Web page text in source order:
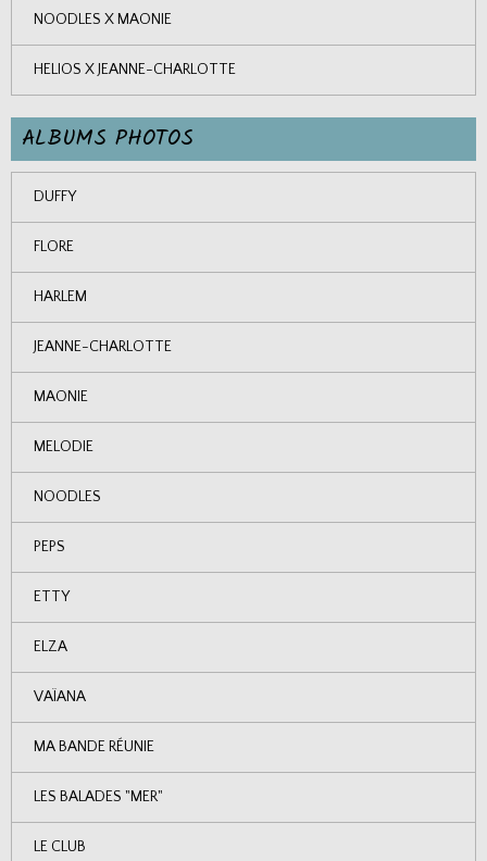
NOODLES X MAONIE
HELIOS X JEANNE-CHARLOTTE
ALBUMS PHOTOS
DUFFY
FLORE
HARLEM
JEANNE-CHARLOTTE
MAONIE
MELODIE
NOODLES
PEPS
ETTY
ELZA
VAÏANA
MA BANDE RÉUNIE
LES BALADES "MER"
LE CLUB